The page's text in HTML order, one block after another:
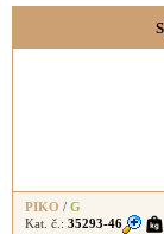
PIKO / G
Kat. č.: 35293-46